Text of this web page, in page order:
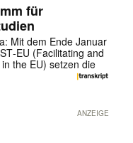
für
Mit dem Ende Januar
(Facilitating and
the EU) setzen die
ANZEIGE